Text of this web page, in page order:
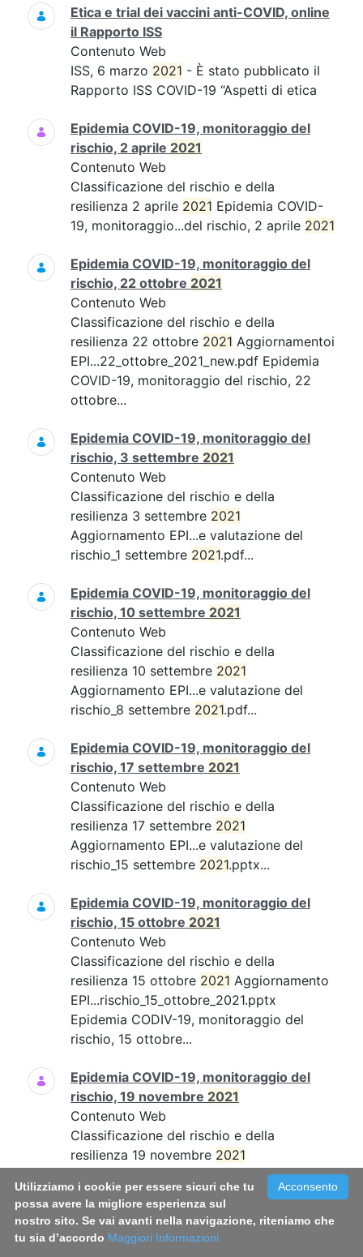
Etica e trial dei vaccini anti-COVID, online
il Rapporto ISS
Contenuto Web
ISS, 6 marzo 2021 - È stato pubblicato il
Rapporto ISS COVID-19 “Aspetti di etica
Epidemia COVID-19, monitoraggio del
rischio, 2 aprile 2021
Contenuto Web
Classificazione del rischio e della
resilienza 2 aprile 2021 Epidemia COVID-
19, monitoraggio...del rischio, 2 aprile 2021
Epidemia COVID-19, monitoraggio del
rischio, 22 ottobre 2021
Contenuto Web
Classificazione del rischio e della
resilienza 22 ottobre 2021 Aggiornamentoi
EPI...22_ottobre_2021_new.pdf Epidemia
COVID-19, monitoraggio del rischio, 22
ottobre...
Epidemia COVID-19, monitoraggio del
rischio, 3 settembre 2021
Contenuto Web
Classificazione del rischio e della
resilienza 3 settembre 2021
Aggiornamento EPI...e valutazione del
rischio_1 settembre 2021.pdf...
Epidemia COVID-19, monitoraggio del
rischio, 10 settembre 2021
Contenuto Web
Classificazione del rischio e della
resilienza 10 settembre 2021
Aggiornamento EPI...e valutazione del
rischio_8 settembre 2021.pdf...
Epidemia COVID-19, monitoraggio del
rischio, 17 settembre 2021
Contenuto Web
Classificazione del rischio e della
resilienza 17 settembre 2021
Aggiornamento EPI...e valutazione del
rischio_15 settembre 2021.pptx...
Epidemia COVID-19, monitoraggio del
rischio, 15 ottobre 2021
Contenuto Web
Classificazione del rischio e della
resilienza 15 ottobre 2021 Aggiornamento
EPI...rischio_15_ottobre_2021.pptx
Epidemia CODIV-19, monitoraggio del
rischio, 15 ottobre...
Epidemia COVID-19, monitoraggio del
rischio, 19 novembre 2021
Contenuto Web
Classificazione del rischio e della
resilienza 19 novembre 2021
Aggiornamento EPI...19_novembre_21.pdf
Epidemia COVID-19, monitoraggio del
rischio, 19 novembre...
Acconsento
Utilizziamo i cookie per essere sicuri che tu
possa avere la migliore esperienza sul
nostro sito. Se vai avanti nella navigazione, riteniamo che
tu sia d’accordo Maggiori Informazioni